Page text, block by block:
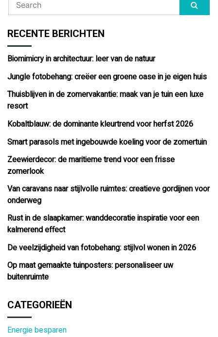
RECENTE BERICHTEN
Biomimicry in architectuur: leer van de natuur
Jungle fotobehang: creëer een groene oase in je eigen huis
Thuisblijven in de zomervakantie: maak van je tuin een luxe
resort
Kobaltblauw: de dominante kleurtrend voor herfst 2026
Smart parasols met ingebouwde koeling voor de zomertuin
Zeewierdecor: de maritieme trend voor een frisse
zomerlook
Van caravans naar stijlvolle ruimtes: creatieve gordijnen voor
onderweg
Rust in de slaapkamer: wanddecoratie inspiratie voor een
kalmerend effect
De veelzijdigheid van fotobehang: stijlvol wonen in 2026
Op maat gemaakte tuinposters: personaliseer uw
buitenruimte
CATEGORIEËN
Energie besparen